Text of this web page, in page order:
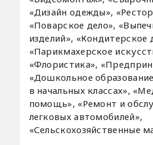
«Дизайн одежды»,
«Поварское дело»,
изделий», «Кондитерское
«Парикмахерское
«Флористика»,
«Дошкольное
в начальных классах»,
помощь», «Ремонт и
легковых автомобилей»,
«Сельскохозяйственные